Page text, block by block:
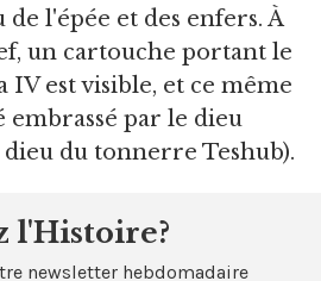
de l'épée et des enfers. À
un cartouche portant le
IV est visible, et ce même
par le dieu
du tonnerre Teshub).
l'Histoire?
newsletter hebdomadaire